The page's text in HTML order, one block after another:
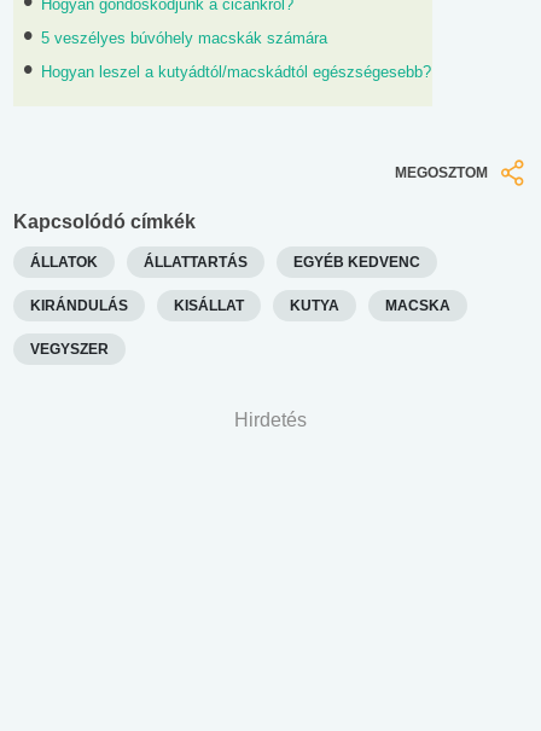
Hogyan gondoskodjunk a cicánkról?
5 veszélyes búvóhely macskák számára
Hogyan leszel a kutyádtól/macskádtól egészségesebb?
MEGOSZTOM
Kapcsolódó címkék
ÁLLATOK ÁLLATTARTÁS EGYÉB KEDVENC
KIRÁNDULÁS KISÁLLAT KUTYA MACSKA
VEGYSZER
Hirdetés